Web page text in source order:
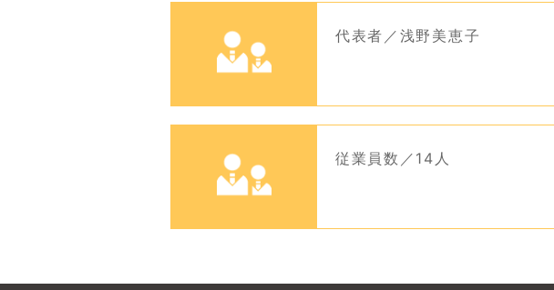
代表者／浅野美恵子
従業員数／14人